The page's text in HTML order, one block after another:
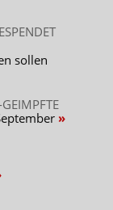
sollen